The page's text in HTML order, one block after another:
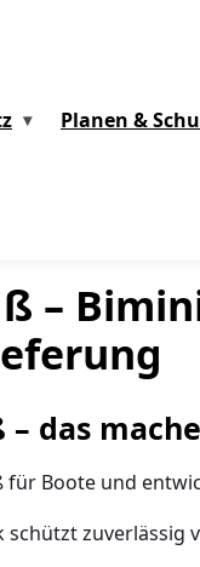
Planen &
–
– das
für Boote und
schützt zuverlässig